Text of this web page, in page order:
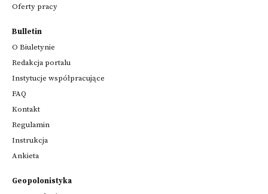
Oferty pracy
Bulletin
O Biuletynie
Redakcja portalu
Instytucje współpracujące
FAQ
Kontakt
Regulamin
Instrukcja
Ankieta
Geopolonistyka